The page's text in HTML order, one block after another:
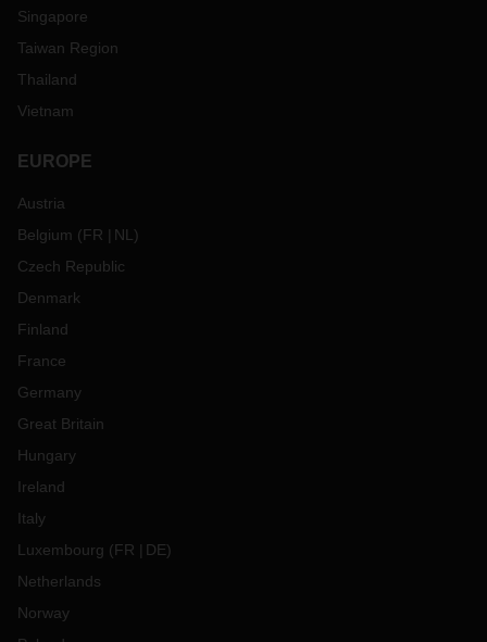
Singapore
Taiwan Region
Thailand
Vietnam
EUROPE
Austria
Belgium (FR NL )
Czech Republic
Denmark
Finland
France
Germany
Great Britain
Hungary
Ireland
Italy
Luxembourg (FR DE)
Netherlands
Norway